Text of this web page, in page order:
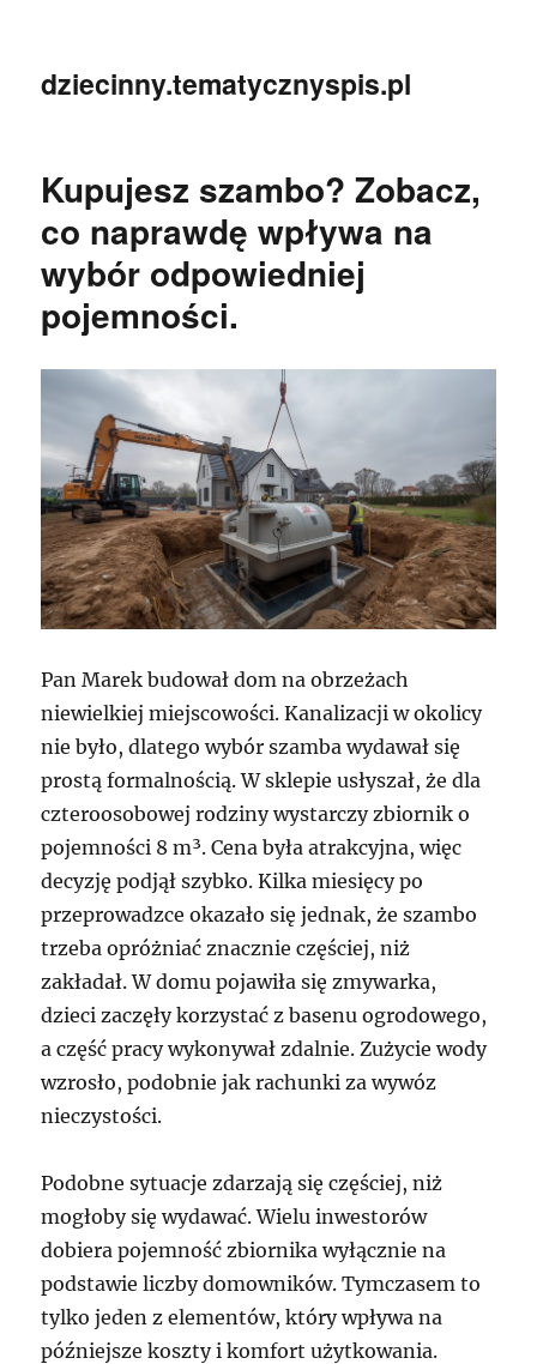
dziecinny.tematycznyspis.pl
Kupujesz szambo? Zobacz,
co naprawdę wpływa na
wybór odpowiedniej
pojemności.
Pan Marek budował dom na obrzeżach
niewielkiej miejscowości. Kanalizacji w okolicy
nie było, dlatego wybór szamba wydawał się
prostą formalnością. W sklepie usłyszał, że dla
czteroosobowej rodziny wystarczy zbiornik o
pojemności 8 m³. Cena była atrakcyjna, więc
decyzję podjął szybko. Kilka miesięcy po
przeprowadzce okazało się jednak, że szambo
trzeba opróżniać znacznie częściej, niż
zakładał. W domu pojawiła się zmywarka,
dzieci zaczęły korzystać z basenu ogrodowego,
a część pracy wykonywał zdalnie. Zużycie wody
wzrosło, podobnie jak rachunki za wywóz
nieczystości.
Podobne sytuacje zdarzają się częściej, niż
mogłoby się wydawać. Wielu inwestorów
dobiera pojemność zbiornika wyłącznie na
podstawie liczby domowników. Tymczasem to
tylko jeden z elementów, który wpływa na
późniejsze koszty i komfort użytkowania.